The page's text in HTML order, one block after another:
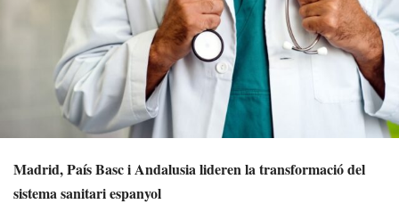
Madrid, País Basc i Andalusia lideren la transformació del
sistema sanitari espanyol